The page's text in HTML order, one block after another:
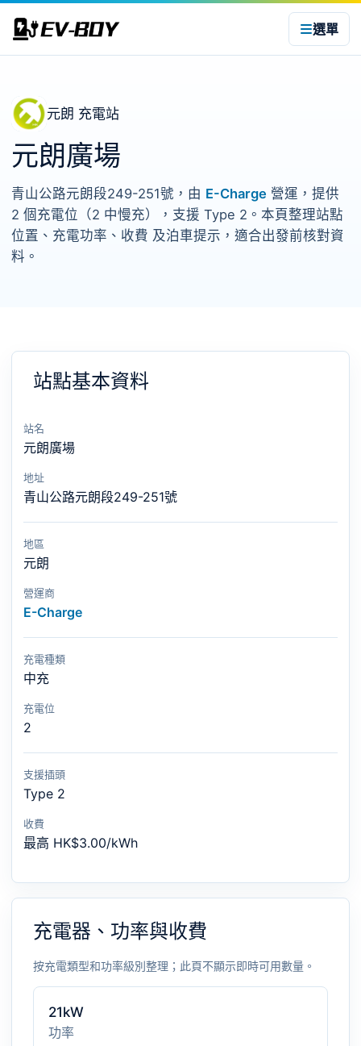
選單
元朗 充電站
元朗廣場
青山公路元朗段249-251號，由 E-Charge 營運，提供
2 個充電位（2 中慢充），支援 Type 2。本頁整理站點
位置、充電功率、收費 及泊車提示，適合出發前核對資
料。
站點基本資料
站名
元朗廣場
地址
青山公路元朗段249-251號
地區
元朗
營運商
E-Charge
充電種類
中充
充電位
2
支援插頭
Type 2
收費
最高 HK$3.00/kWh
充電器、功率與收費
按充電類型和功率級別整理；此頁不顯示即時可用數量。
21kW
功率